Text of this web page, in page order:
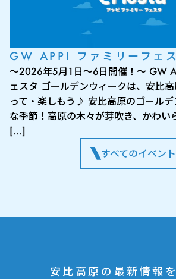
GW APPI ファミリーフェ
～2026年5月1日～6日開催！～ GW
ェスタ ゴールデンウィークは、安比
って・楽しもう♪ 安比高原のゴール
な季節！高原の木々が芽吹き、かわい
[…]
すべてのイベント
安比高原の最新情報